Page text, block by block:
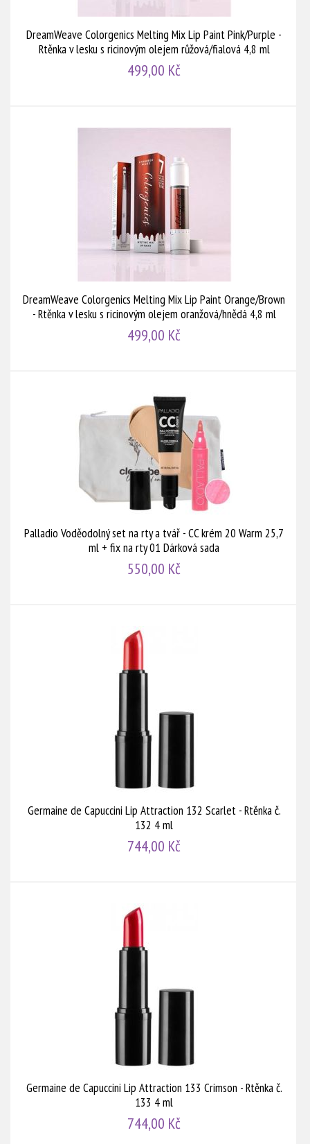
DreamWeave Colorgenics Melting Mix Lip Paint Pink/Purple -
Rtěnka v lesku s ricinovým olejem růžová/fialová 4,8 ml
499,00 Kč
DreamWeave Colorgenics Melting Mix Lip Paint Orange/Brown
- Rtěnka v lesku s ricinovým olejem oranžová/hnědá 4,8 ml
499,00 Kč
Palladio Voděodolný set na rty a tvář - CC krém 20 Warm 25,7
ml + fix na rty 01 Dárková sada
550,00 Kč
Germaine de Capuccini Lip Attraction 132 Scarlet - Rtěnka č.
132 4 ml
744,00 Kč
Germaine de Capuccini Lip Attraction 133 Crimson - Rtěnka č.
133 4 ml
744,00 Kč